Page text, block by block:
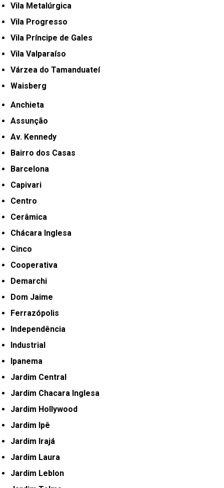
Vila Metalúrgica
Vila Progresso
Vila Príncipe de Gales
Vila Valparaíso
Várzea do Tamanduateí
Waisberg
Anchieta
Assunção
Av. Kennedy
Bairro dos Casas
Barcelona
Capivari
Centro
Cerâmica
Chácara Inglesa
Cinco
Cooperativa
Demarchi
Dom Jaime
Ferrazópolis
Independência
Industrial
Ipanema
Jardim Central
Jardim Chacara Inglesa
Jardim Hollywood
Jardim Ipê
Jardim Irajá
Jardim Laura
Jardim Leblon